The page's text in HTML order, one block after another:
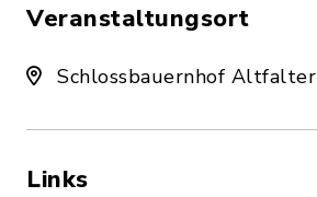
Veranstaltungsort
Schlossbauernhof Altfalter
Links